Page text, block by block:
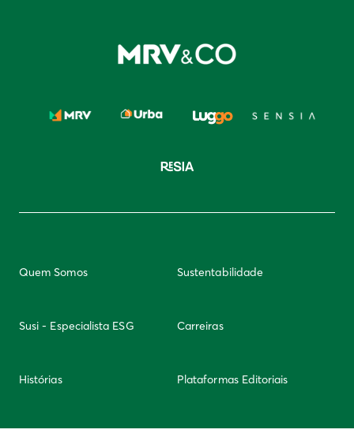
Quem Somos Sustentabilidade
Susi - Especialista ESG Carreiras
Histórias Plataformas Editoriais
Newsletter Integridade